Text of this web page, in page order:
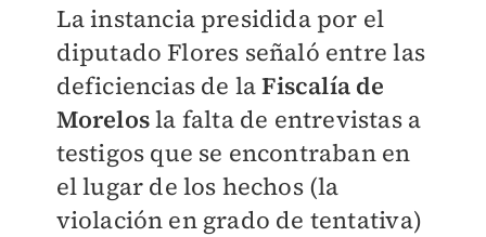
La instancia presidida por el
diputado Flores señaló entre las
deficiencias de laFiscalía de
Morelosla falta de entrevistas a
testigos que se encontraban en
el lugar de los hechos (la
violación en grado de tentativa)